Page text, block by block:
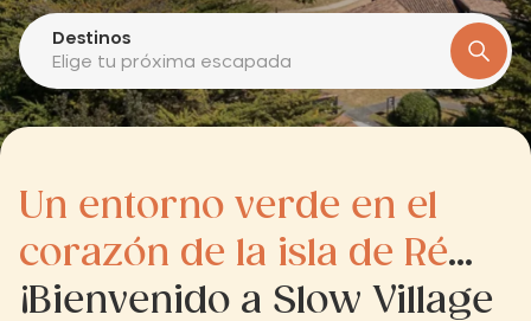
Destinos
Elige tu próxima escapada
Un entorno verde en el
corazón de la isla de Ré...
¡Bienvenido a Slow Village